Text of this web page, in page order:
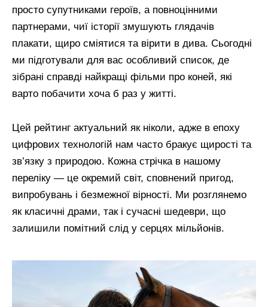
просто супутниками героїв, а повноцінними
партнерами, чиї історії змушують глядачів
плакати, щиро сміятися та вірити в дива. Сьогодні
ми підготували для вас особливий список, де
зібрані справді найкращі фільми про коней, які
варто побачити хоча б раз у житті.
Цей рейтинг актуальний як ніколи, адже в епоху
цифрових технологій нам часто бракує щирості та
зв’язку з природою. Кожна стрічка в нашому
переліку — це окремий світ, сповнений пригод,
випробувань і безмежної вірності. Ми розглянемо
як класичні драми, так і сучасні шедеври, що
залишили помітний слід у серцях мільйонів.